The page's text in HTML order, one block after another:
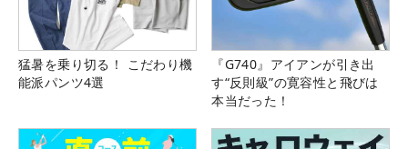
猛暑を乗り切る！ こだわり機
能派パンツ4選
『G740』アイアンが引き出
す“反則級”の寛容性と飛びは
本当だった！